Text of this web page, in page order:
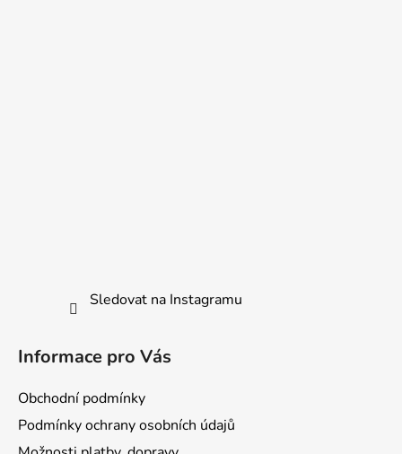
Sledovat na Instagramu
Informace pro Vás
Obchodní podmínky
Podmínky ochrany osobních údajů